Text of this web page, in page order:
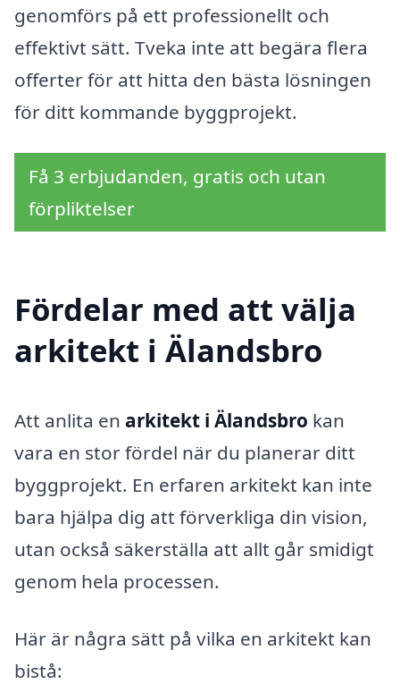
genomförs på ett professionellt och
effektivt sätt. Tveka inte att begära flera
offerter för att hitta den bästa lösningen
för ditt kommande byggprojekt.
Få 3 erbjudanden, gratis och utan
förpliktelser
Fördelar med att välja
arkitekt i Älandsbro
Att anlita en arkitekt i Älandsbro kan
vara en stor fördel när du planerar ditt
byggprojekt. En erfaren arkitekt kan inte
bara hjälpa dig att förverkliga din vision,
utan också säkerställa att allt går smidigt
genom hela processen.
Här är några sätt på vilka en arkitekt kan
bistå: